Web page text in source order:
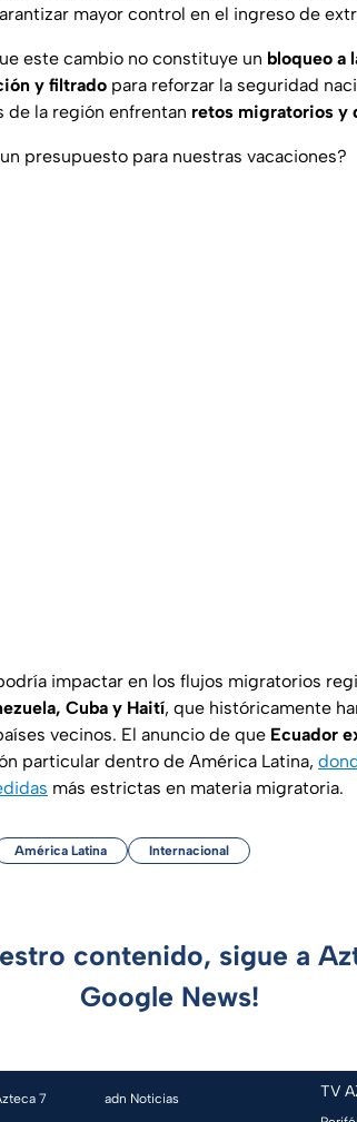
mayor control en el ingreso de
este cambio no constituye un bloqueo a
y filtrado para reforzar la seguridad
de la región enfrentan retos migratorios y
presupuesto para nuestras vacaciones?
impactar en los flujos migratorios
Cuba y Haití, que históricamente
vecinos. El anuncio de que Ecuador
particular dentro de América Latina,
más estrictas en materia migratoria.
América Latina Internacional
contenido, sigue a
Google News!
7
adn Noticias
TV